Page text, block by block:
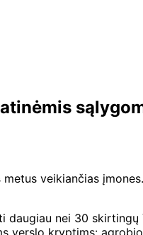
veikiančias
daugiau nei 30
kryptims: